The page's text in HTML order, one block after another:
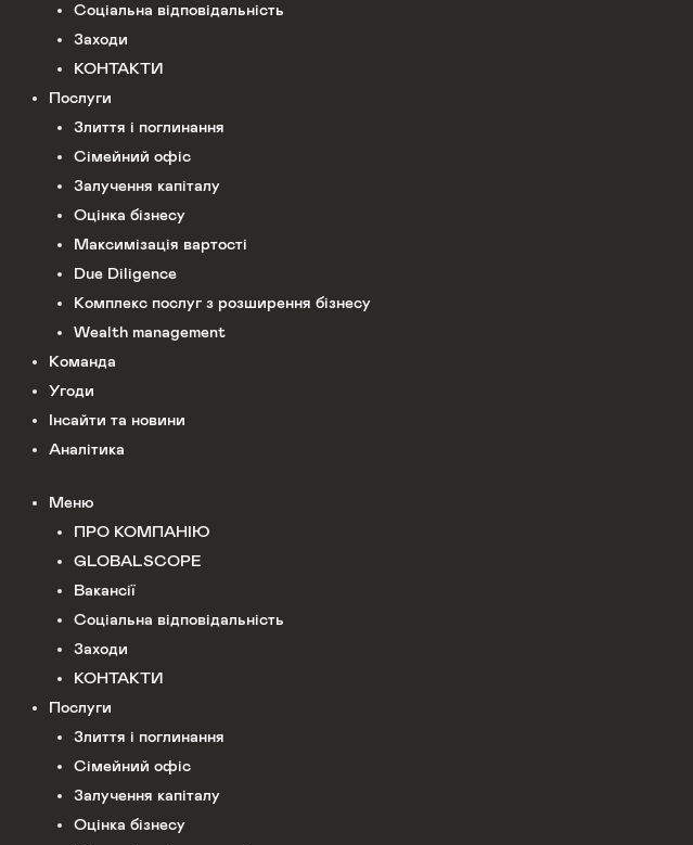
Соціальна відповідальність
Заходи
КОНТАКТИ
Послуги
Злиття і поглинання
Сімейний офіс
Залучення капіталу
Оцінка бізнесу
Максимізація вартості
Due Diligence
Комплекс послуг з розширення бізнесу
Wealth management
Команда
Угоди
Інсайти та новини
Аналітика
Меню
ПРО КОМПАНІЮ
GLOBALSCOPE
Вакансії
Соціальна відповідальність
Заходи
КОНТАКТИ
Послуги
Злиття і поглинання
Сімейний офіс
Залучення капіталу
Оцінка бізнесу